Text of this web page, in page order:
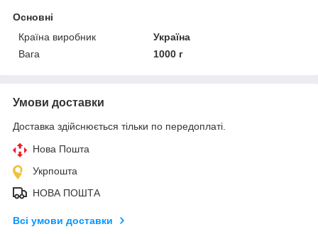
Основні
Країна виробник
Україна
Вага
1000 г
Умови доставки
Доставка здійснюється тільки по передоплаті.
Нова Пошта
Укрпошта
НОВА ПОШТА
Всі умови доставки